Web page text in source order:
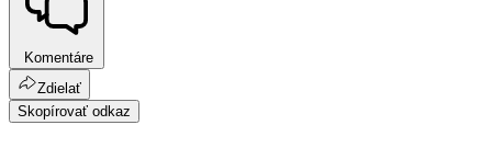
Komentáre
Zdielať
Skopírovať odkaz